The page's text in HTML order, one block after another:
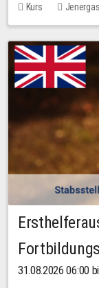
Kurs
Keine freien Plätze
31.08.2026 06:00